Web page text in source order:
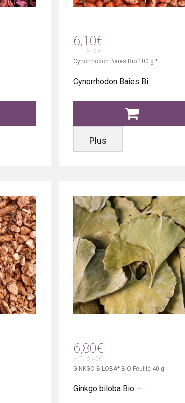
6,10€
H.T : 5,78€
Cynorrhodon Baies Bio 100 g *
Cynorrhodon Baies Bi..
Plus
6,80€
H.T : 6,45€
GINKGO BILOBA* BIO Feuille 40 g
Ginkgo biloba Bio – ..